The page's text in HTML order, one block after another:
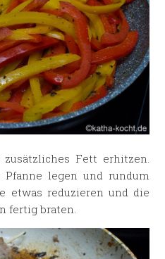
Fett erhitzen.
legen und rundum
etwas reduzieren und die
fertig braten.